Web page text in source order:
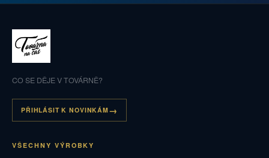
CO SE DĚJE V TOVÁRNĚ?
PŘIHLÁSIT K NOVINKÁM
VŠECHNY VÝROBKY